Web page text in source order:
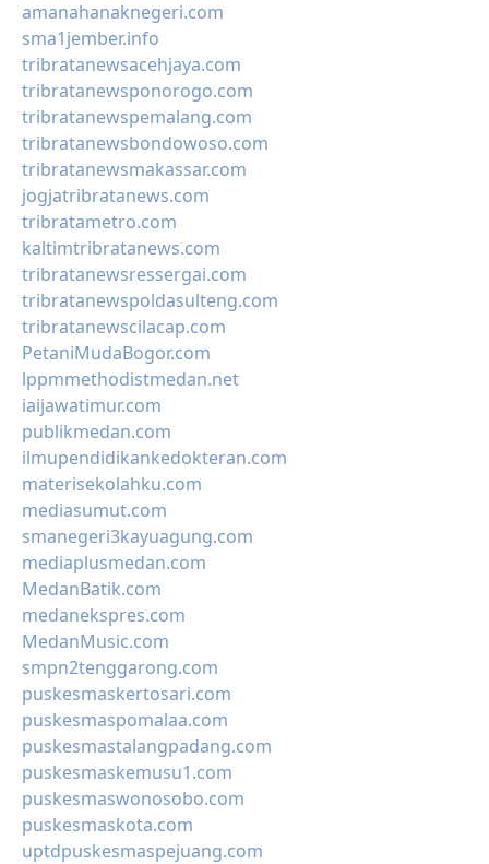
amanahanaknegeri.com
sma1jember.info
tribratanewsacehjaya.com
tribratanewsponorogo.com
tribratanewspemalang.com
tribratanewsbondowoso.com
tribratanewsmakassar.com
jogjatribratanews.com
tribratametro.com
kaltimtribratanews.com
tribratanewsressergai.com
tribratanewspoldasulteng.com
tribratanewscilacap.com
PetaniMudaBogor.com
lppmmethodistmedan.net
iaijawatimur.com
publikmedan.com
ilmupendidikankedokteran.com
materisekolahku.com
mediasumut.com
smanegeri3kayuagung.com
mediaplusmedan.com
MedanBatik.com
medanekspres.com
MedanMusic.com
smpn2tenggarong.com
puskesmaskertosari.com
puskesmaspomalaa.com
puskesmastalangpadang.com
puskesmaskemusu1.com
puskesmaswonosobo.com
puskesmaskota.com
uptdpuskesmaspejuang.com